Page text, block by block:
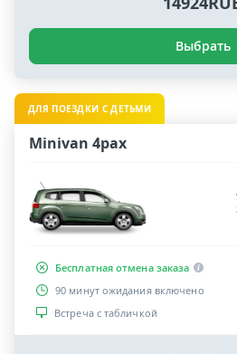
Выбрать
ДЛЯ ПОЕЗДКИ С ДЕТЬМИ
Minivan 4pax
Бесплатная отмена заказа
90 минут ожидания включено
Встреча с табличкой